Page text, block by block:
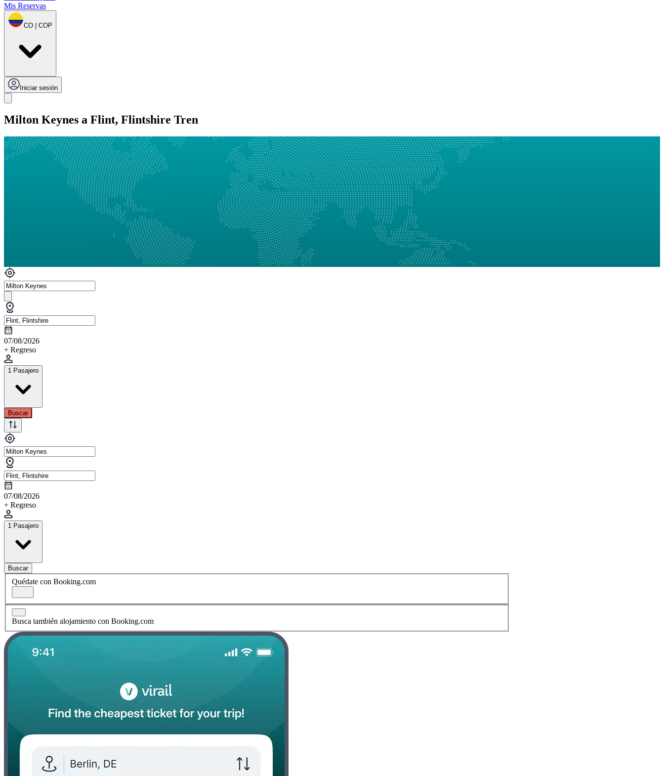
Mis Reservas
CO | COP
Iniciar sesión
Milton Keynes a Flint, Flintshire Tren
07/08/2026
+ Regreso
1 Pasajero
Buscar
07/08/2026
+ Regreso
1 Pasajero
Buscar
Quédate con Booking.com
Busca también alojamiento con Booking.com